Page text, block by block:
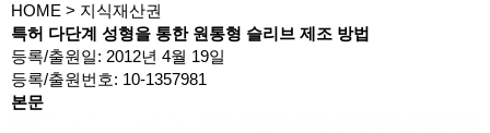
HOME > 지식재산권
특허 다단계 성형을 통한 원통형 슬리브 제조 방법
등록/출원일: 2012년 4월 19일
등록/출원번호: 10-1357981
본문